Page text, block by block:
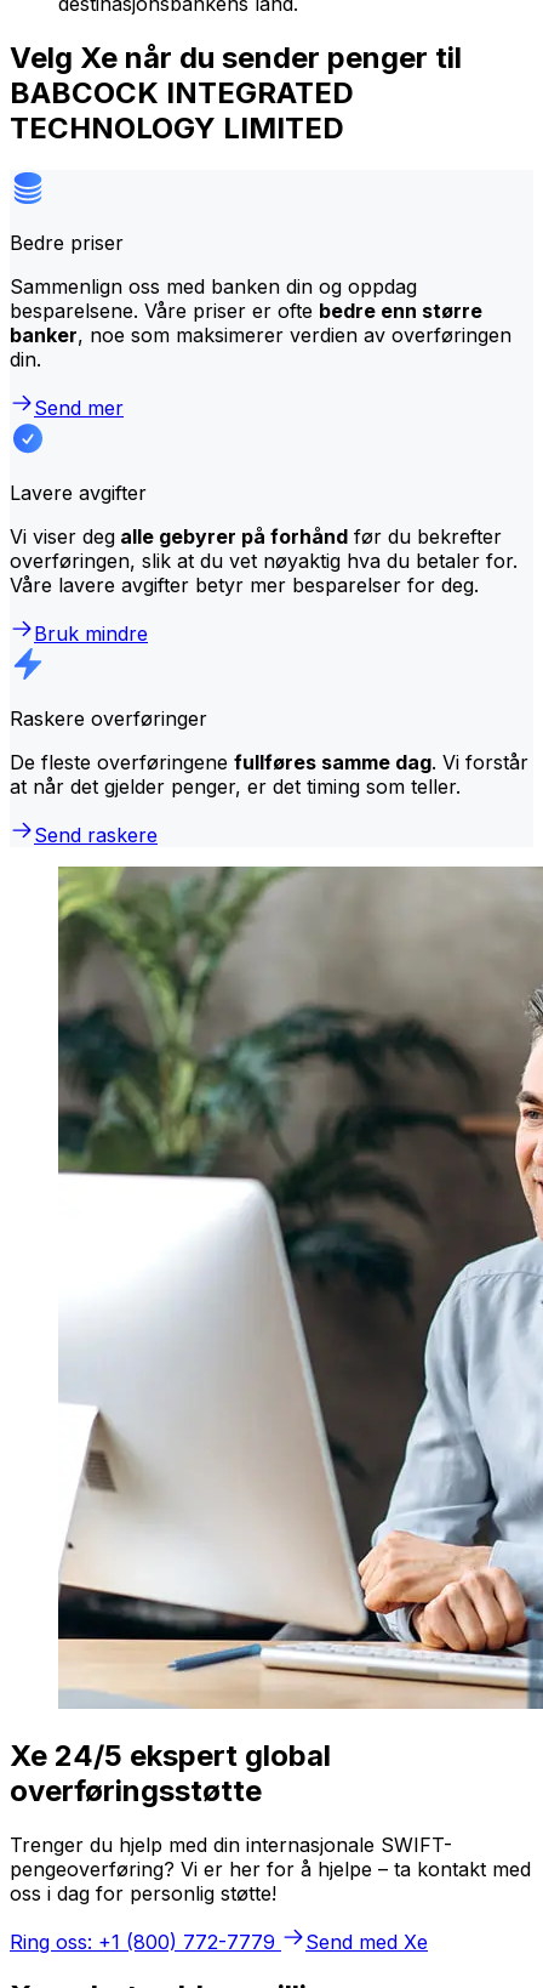
Velg Xe når du sender penger til
BABCOCK INTEGRATED
TECHNOLOGY LIMITED
Bedre priser
Sammenlign oss med banken din og oppdag
besparelsene. Våre priser er ofte bedre enn større
banker, noe som maksimerer verdien av overføringen
din.
Send mer
Lavere avgifter
Vi viser deg alle gebyrer på forhånd før du bekrefter
overføringen, slik at du vet nøyaktig hva du betaler for.
Våre lavere avgifter betyr mer besparelser for deg.
Bruk mindre
Raskere overføringer
De fleste overføringene fullføres samme dag. Vi forstår
at når det gjelder penger, er det timing som teller.
Send raskere
Xe 24/5 ekspert global
overføringsstøtte
Trenger du hjelp med din internasjonale SWIFT-
pengeoverføring? Vi er her for å hjelpe – ta kontakt med
oss i dag for personlig støtte!
Ring oss: +1 (800) 772-7779
Send med Xe